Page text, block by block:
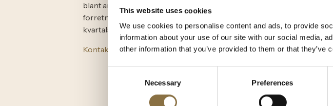
This website uses cookies
We use cookies to personalise content and ads, to provide
information about your use of our site with our social media,
other information that you’ve provided to them or that
Necessary Preferences
blant annet; kurs, seminar, frokostseminar, nettverkstreff,
forretningslunsj og middag, styremøte, ledersamling,
kvartalspresentasjon, intervju, mingle event m.m.
Kontakt ossom du ønsker en omvisning eller mer informasjon.